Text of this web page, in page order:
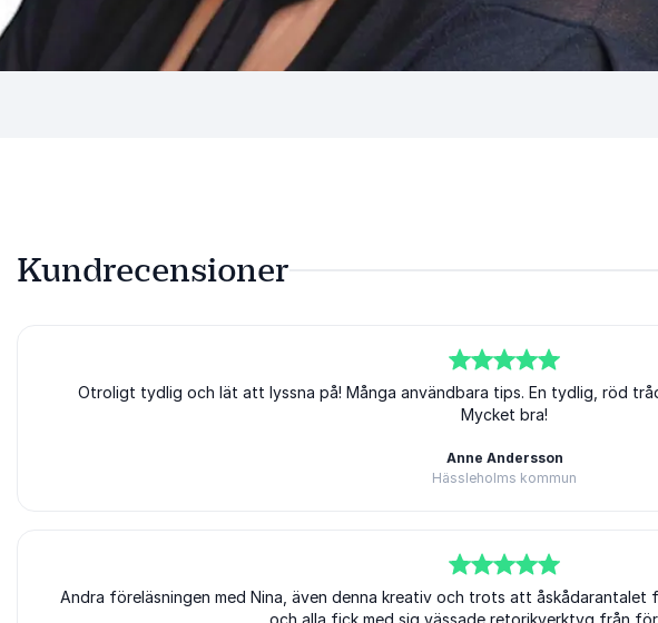
Kundrecensioner
av5
Otroligt tydlig och lät att lyssna på! Många användbara tips. En tydlig, röd
Mycket bra!
Anne Andersson
Hässleholms kommun
5av5
Andra föreläsningen med Nina, även denna kreativ och trots att åskådarantalet